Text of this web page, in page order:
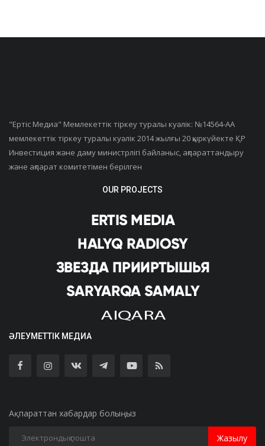
"Ертiс Медиа" Мемлекеттік тіркеу туралы куәлік: №14564-АА
мемлекеттік тіркеу туралы куәлік 2014 жылғы 20 қыркүйекте ҚР
Инвестиция және даму министрлігі байланыс, ақпараттандыру
және ақпарат комитетімен берілген
OUR PROJECTS
ӘЛЕУМЕТТІК МЕДИА
Ақпараттан хабардар болыңыз
Жазылу